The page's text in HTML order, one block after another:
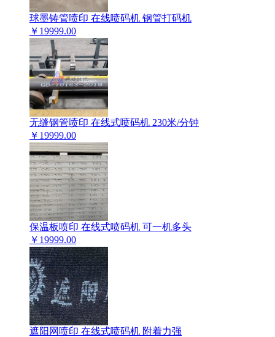
球墨铸管喷印 在线喷码机 钢管打码机
￥ 19999.00
无缝钢管喷印 在线式喷码机 230米/分钟
￥ 19999.00
保温板喷印 在线式喷码机 可一机多头
￥ 19999.00
遮阳网喷印 在线式喷码机 附着力强